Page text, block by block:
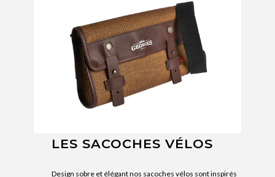
LES SACOCHES VÉLOS
Design sobre et élégant nos sacoches vélos sont inspirés